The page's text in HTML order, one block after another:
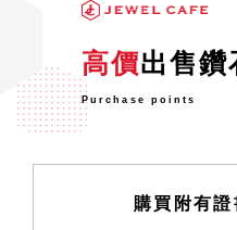
高價出售鑽
Purchase points
購買附有